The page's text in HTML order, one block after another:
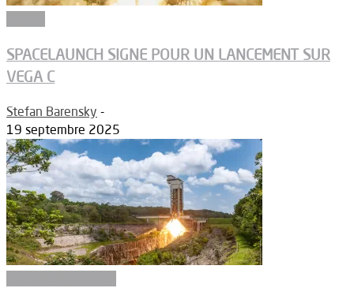
SPACELAUNCH SIGNE POUR UN LANCEMENT SUR
VEGA C
Stefan Barensky -
19 septembre 2025